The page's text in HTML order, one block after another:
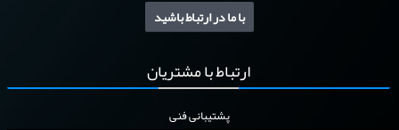
با ما در ارتباط باشید
ارتباطبا مشتریان
پشتیبانی فنی